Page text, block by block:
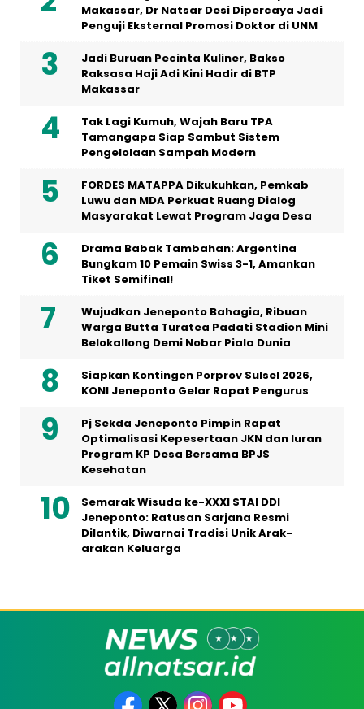
Makassar, Dr Natsar Desi Dipercaya Jadi
Penguji Eksternal Promosi Doktor di UNM
Jadi Buruan Pecinta Kuliner, Bakso
Raksasa Haji Adi Kini Hadir di BTP
Makassar
Tak Lagi Kumuh, Wajah Baru TPA
Tamangapa Siap Sambut Sistem
Pengelolaan Sampah Modern
FORDES MATAPPA Dikukuhkan, Pemkab
Luwu dan MDA Perkuat Ruang Dialog
Masyarakat Lewat Program Jaga Desa
Drama Babak Tambahan: Argentina
Bungkam 10 Pemain Swiss 3-1, Amankan
Tiket Semifinal!
Wujudkan Jeneponto Bahagia, Ribuan
Warga Butta Turatea Padati Stadion Mini
Belokallong Demi Nobar Piala Dunia
Siapkan Kontingen Porprov Sulsel 2026,
KONI Jeneponto Gelar Rapat Pengurus
Pj Sekda Jeneponto Pimpin Rapat
Optimalisasi Kepesertaan JKN dan Iuran
Program KP Desa Bersama BPJS
Kesehatan
Semarak Wisuda ke-XXXI STAI DDI
Jeneponto: Ratusan Sarjana Resmi
Dilantik, Diwarnai Tradisi Unik Arak-
arakan Keluarga